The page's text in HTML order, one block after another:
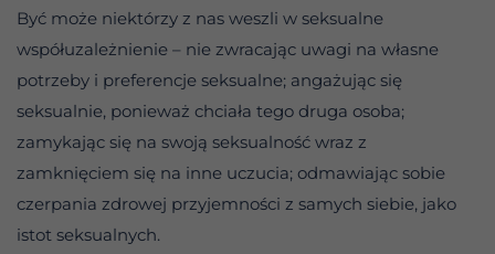
Być może niektórzy z nas weszli w seksualne
współuzależnienie – nie zwracając uwagi na własne
potrzeby i preferencje seksualne; angażując się
seksualnie, ponieważ chciała tego druga osoba;
zamykając się na swoją seksualność wraz z
zamknięciem się na inne uczucia; odmawiając sobie
czerpania zdrowej przyjemności z samych siebie, jako
istot seksualnych.